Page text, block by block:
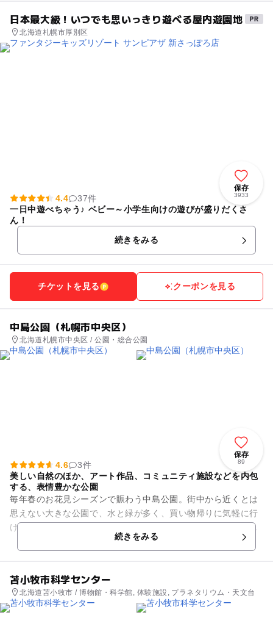
日本最大級！いつでも思いっきり遊べる屋内遊園地
北海道札幌市厚別区
保存
3933
4.4
37件
一日中遊べちゃう♪ ベビー～小学生向けの遊びが盛りだくさ
ん！
続きをみる
チケットを見る クーポンを見る
中島公園（札幌市中央区）
北海道札幌市中央区 / 公園・総合公園
保存
89
4.6
3件
美しい自然のほか、アート作品、コミュニティ施設などを内包
する、表情豊かな公園
毎年春のお花見シーズンで賑わう中島公園。街中から近くとは
思えない大きな公園で、水と緑が多く、買い物帰りに気軽に行
けるのも魅力。広い公園で散歩したり、お花見などするのもお
勧めですが、園芸市や札幌で...続きをみる
苫小牧市科学センター
北海道苫小牧市 / 博物館・科学館, 体験施設, プラネタリウム・天文台